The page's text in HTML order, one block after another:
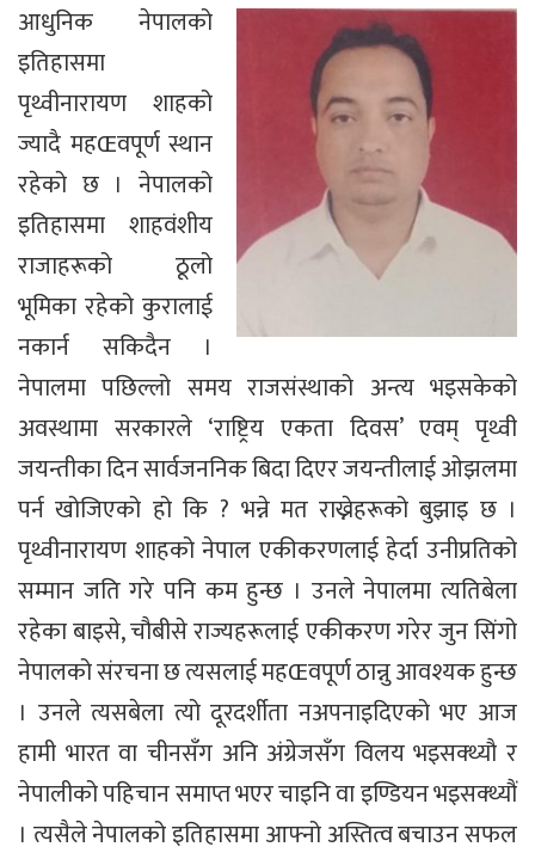
आधुनिक नेपालको
इतिहासमा
पृथ्वीनारायण शाहको
ज्यादै महŒवपूर्ण स्थान
रहेको छ । नेपालको
इतिहासमा शाहवंशीय
राजाहरूको ठूलो
भूमिका रहेको कुरालाई
नकार्न सकिदैन ।
नेपालमा पछिल्लो समय राजसंस्थाको अन्त्य भइसकेको
अवस्थामा सरकारले ‘राष्ट्रिय एकता दिवस’ एवम् पृथ्वी
जयन्तीका दिन सार्वजननिक बिदा दिएर जयन्तीलाई ओझलमा
पर्न खोजिएको हो कि ? भन्ने मत राख्नेहरूको बुझाइ छ ।
पृथ्वीनारायण शाहको नेपाल एकीकरणलाई हेर्दा उनीप्रतिको
सम्मान जति गरे पनि कम हुन्छ । उनले नेपालमा त्यतिबेला
रहेका बाइसे, चौबीसे राज्यहरूलाई एकीकरण गरेर जुन सिंगो
नेपालको संरचना छ त्यसलाई महŒवपूर्ण ठान्नु आवश्यक हुन्छ
। उनले त्यसबेला त्यो दूरदर्शीता नअपनाइदिएको भए आज
हामी भारत वा चीनसँग अनि अंग्रेजसँग विलय भइसक्थ्यौ र
नेपालीको पहिचान समाप्त भएर चाइनि वा इण्डियन भइसक्थ्यौं
। त्यसैले नेपालको इतिहासमा आफ्नो अस्तित्व बचाउन सफल